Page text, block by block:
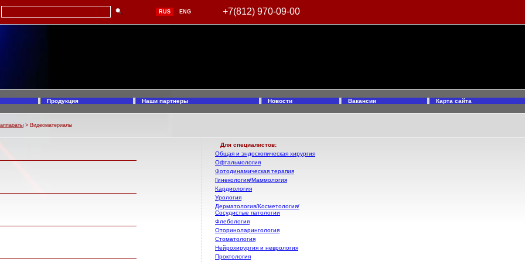
RUS ENG +7(812) 970-09-00
Продукция Наши партнеры Новости Вакансии Карта сайта
> Видеоматериалы
Для специалистов:
Общая и эндоскопическая хирургия
Офтальмология
Фотодинамическая терапия
Гинекология/Маммология
Кардиология
Урология
Дерматология/Косметология/
Сосудистые патологии
Флебология
Оториноларингология
Стоматология
Нейрохирургия и неврология
Проктология